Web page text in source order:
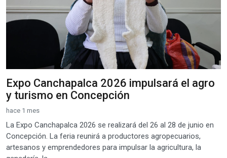
Expo Canchapalca 2026 impulsará el agro
y turismo en Concepción
hace 1 mes
La Expo Canchapalca 2026 se realizará del 26 al 28 de junio en
Concepción. La feria reunirá a productores agropecuarios,
artesanos y emprendedores para impulsar la agricultura, la